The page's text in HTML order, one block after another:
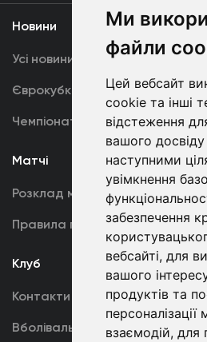
Ми
файли
Цей вебсайт
cookie та інші
відстеження
вашого
наступними
увімкнення
забезпечення
вебсайті, для
вашого
продуктів та
взаємодій, для
Новини
Усі новини
Єврокубки
Чемпіонат України
Матчі
Розклад матчів
Правила поведінки
Клуб
Контакти
Вболівальникам